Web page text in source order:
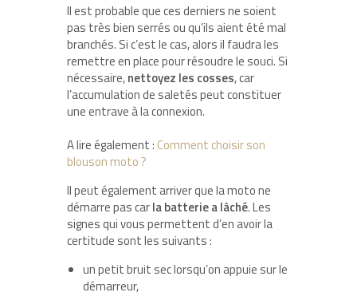
Il est probable que ces derniers ne soient
pas très bien serrés ou qu’ils aient été mal
branchés. Si c’est le cas, alors il faudra les
remettre en place pour résoudre le souci. Si
nécessaire,nettoyez les cosses, car
l’accumulation de saletés peut constituer
une entrave à la connexion.
A lire également : Comment choisir son
blouson moto ?
Il peut également arriver que la moto ne
démarre pas carla batterie a lâché. Les
signes qui vous permettent d’en avoir la
certitude sont les suivants :
un petit bruit sec lorsqu’on appuie sur le
démarreur,